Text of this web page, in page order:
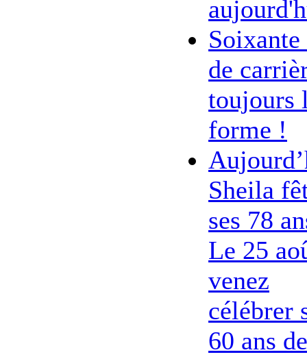
Soixante
de
toujours
forme !
Sheila
ses 78
Le 25
venez
célébrer
60 ans de